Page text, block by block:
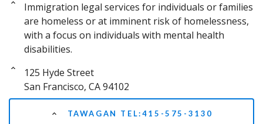
Immigration legal services for individuals or families
are homeless or at imminent risk of homelessness,
with a focus on individuals with mental health
disabilities.
125 Hyde Street
San Francisco, CA 94102
TAWAGAN TEL:415-575-3130